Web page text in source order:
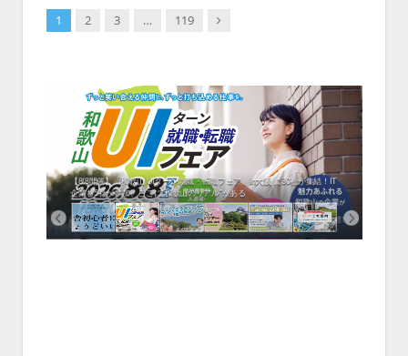
1 2 3 … 119 Next
【8/8開催】「和歌山 UIターン就職・転職フェア」in大阪 に30社が集結！IT
企業も5社が参加、ここに“和歌山のリアル”がある